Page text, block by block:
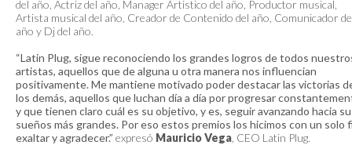
del año, Actriz del año, Manager Artistico del año, Productor musical,
Artista musical del año, Creador de Contenido del año, Comunicador
año y Dj del año.
“Latin Plug, sigue reconociendo los grandes logros de todos
artistas, aquellos que de alguna u otra manera nos influencian
positivamente. Me mantiene motivado poder destacar las victorias
los demás, aquellos que luchan día a día por progresar
y que tienen claro cuál es su objetivo, y es, seguir avanzando hacia
sueños más grandes. Por eso estos premios los hicimos con un solo
exaltar y agradecer.” expresó Mauricio Vega , CEO Latin Plug.